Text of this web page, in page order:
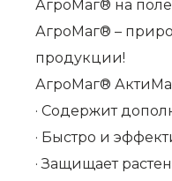
АгроМаг® на
АгроМаг® –
продукции!
АгроМаг®
· Содержит
· Быстро и
· Защищает